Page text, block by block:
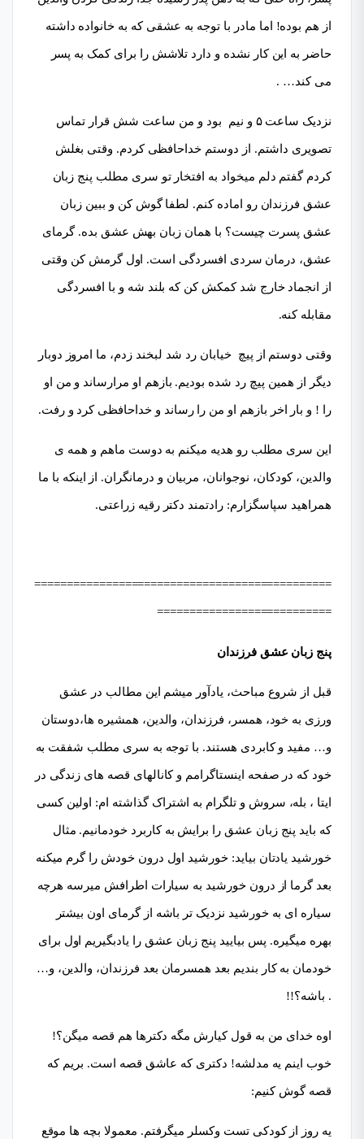
از هم بوده! اما مادر با توجه به عشقی که به خانواده داشته
حاضر به این کار نشده و دارد تلاشش را برای کمک به پسر
می کند… .
نزدیک ساعت ۵ و نیم بود و من ساعت شش قرار تماس
تصویری داشتم. از دوستم خداحافظی کردم. وقتی بغلش
کردم گفتم دلم میخواد به افتخار تو سری مطلب پنج زبان
عشق فرزندان رو اماده کنم. لطفا گوش کن و ببین زبان
عشق پسرت چیست؟ با همان زبان بهش عشق بده. گرمای
عشق، درمان سردی افسردگی است. اول گرمش کن وقتی
از انجماد خارج شد کمکش کن که بلند شه و با افسردگی
مقابله کنه.
وقتی دوستم از پیچ خیابان رد شد لبخند زدم، ما امروز دوبار
دیگر از همین پیچ رد شده بودیم. بازهم او مرارساند و من او
را ! و بار اخر بازهم او من را رساند و خداحافظی کرد و رفت.
این سری مطلب رو هدیه میکنم به دوست ماهم و همه ی
والدین، کودکان، نوجوانان، مربیان و درمانگران. از اینکه با ما
همراهید سپاسگزارم: رادتمند دکتر رقیه زراعتی.
==============================================
===========================
پنج زبان عشق فرزندان
قبل از شروع مباحث، یادآور میشم این مطالب در عشق
ورزی به خود، همسر، فرزندان، والدین، همشیره ها،دوستان
و… مفید و کابردی هستند. با توجه به سری مطلب شفقت به
خود که در صفحه اینستاگرامم و کانالهای قصه های زندگی در
ایتا ، بله، سروش و تلگرام به اشتراک گذاشته ام: اولین کسی
که باید پنج زبان عشق را برایش به کاربرد خودمانیم. مثال
خورشید یادتان بیاید: خورشید اول درون خودش را گرم میکنه
بعد گرما از درون خورشید به سیارات اطرافش میرسه هرچه
سیاره ای به خورشید نزدیک تر باشه از گرمای اون بیشتر
بهره میگیره. پس بیایید پنج زبان عشق را یادبگیریم اول برای
خودمان به کار بندیم بعد همسرمان بعد فرزندان، والدین، و…
. باشه؟!!
اوه خدای من به قول کیارش مگه دکترها هم قصه میگن؟!
خوب اینم یه مدلشه! دکتری که عاشق قصه است. بریم که
قصه گوش کنیم:
یه روز از کودکی تست وکسلر میگرفتم. معمولا بچه ها موقع